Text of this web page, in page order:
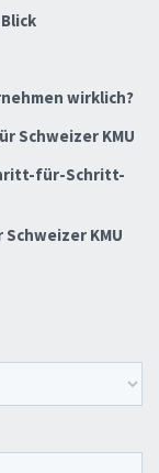
wirklich?
Schweizer KMU
für-Schritt-
KMU